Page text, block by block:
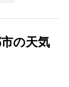
の天気